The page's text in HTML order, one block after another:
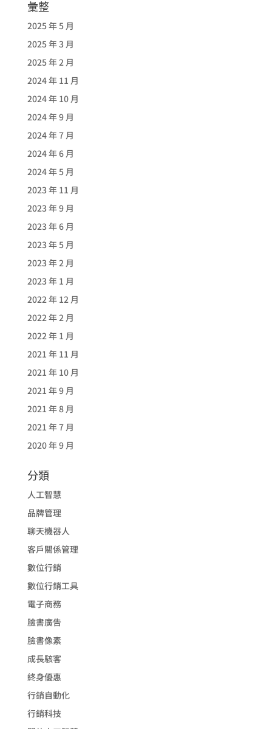
彙整
2025 年 5 月
2025 年 3 月
2025 年 2 月
2024 年 11 月
2024 年 10 月
2024 年 9 月
2024 年 7 月
2024 年 6 月
2024 年 5 月
2023 年 11 月
2023 年 9 月
2023 年 6 月
2023 年 5 月
2023 年 2 月
2023 年 1 月
2022 年 12 月
2022 年 2 月
2022 年 1 月
2021 年 11 月
2021 年 10 月
2021 年 9 月
2021 年 8 月
2021 年 7 月
2020 年 9 月
分類
人工智慧
品牌管理
聊天機器人
客戶關係管理
數位行銷
數位行銷工具
電子商務
臉書廣告
臉書像素
成長駭客
終身優惠
行銷自動化
行銷科技